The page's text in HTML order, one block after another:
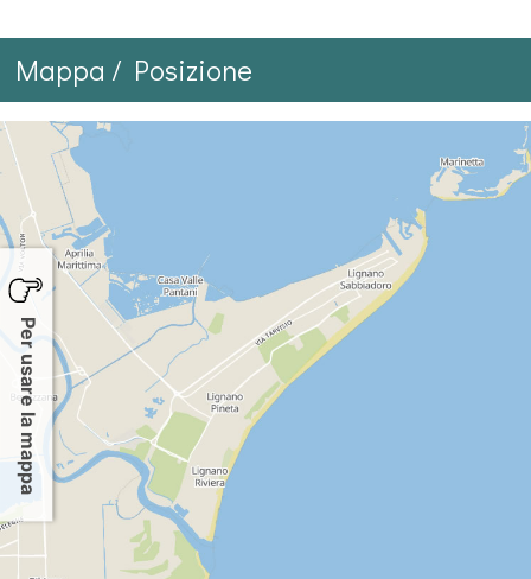
Mappa / Posizione
Per usare la mappa